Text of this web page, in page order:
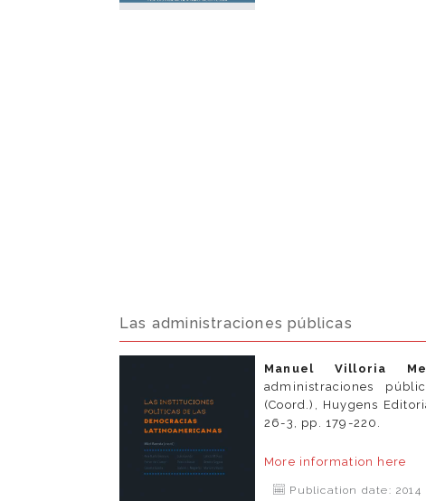
Las administraciones públicas
Manuel Villoria
administraciones
(Coord.), Huygens
26-3, pp. 179-220.
More information here
Publication date: 2014